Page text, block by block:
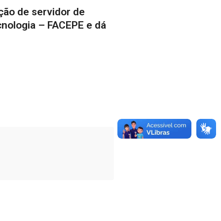
de servidor de
– FACEPE e dá